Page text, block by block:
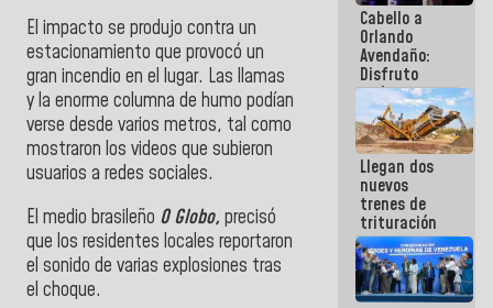
El impacto se produjo contra un
estacionamiento que provocó un
gran incendio en el lugar. Las llamas
y la enorme columna de humo podían
verse desde varios metros, tal como
mostraron los videos que subieron
usuarios a redes sociales.
El medio brasileño O Globo, precisó
que los residentes locales reportaron
el sonido de varias explosiones tras
el choque.
Cabello a
Orlando
Avendaño:
Disfruto
cada vez
que escribes
porque lo
que haces
es
embarrarla
Llegan dos
nuevos
trenes de
trituración
para
optimizar
manejo de
escombros